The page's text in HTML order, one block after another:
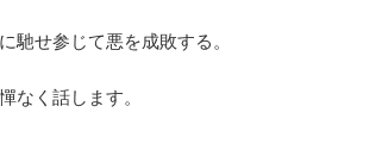
馳せ参じて悪を成敗する。
なく話します。